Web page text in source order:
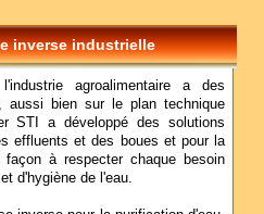
inverse industrielle
agroalimentaire a des
aussi bien sur le plan technique
STI a développé des solutions
effluents et des boues et pour la
à respecter chaque besoin
d'hygiène de l'eau.